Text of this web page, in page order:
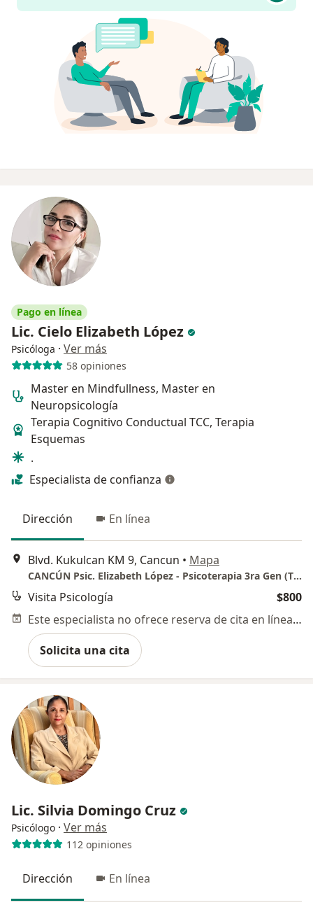
Pago en línea
Lic. Cielo Elizabeth López
Psicóloga · Ver más
58 opiniones
Master en Mindfullness, Master en
Neuropsicología
Terapia Cognitivo Conductual TCC, Terapia
Esquemas
.
Especialista de confianza
Dirección En línea
Blvd. Kukulcan KM 9, Cancun • Mapa
CANCÚN Psic. Elizabeth López - Psicoterapia 3ra Gen (TCC-Cognitivo, T-Esquemas, Mindfulness-Based Stress Reduction, Neuropsicológica)
Visita Psicología
$800
Este especialista no ofrece reserva de cita en línea en esta dirección.
Solicita una cita
Lic. Silvia Domingo Cruz
Psicólogo · Ver más
112 opiniones
Dirección En línea